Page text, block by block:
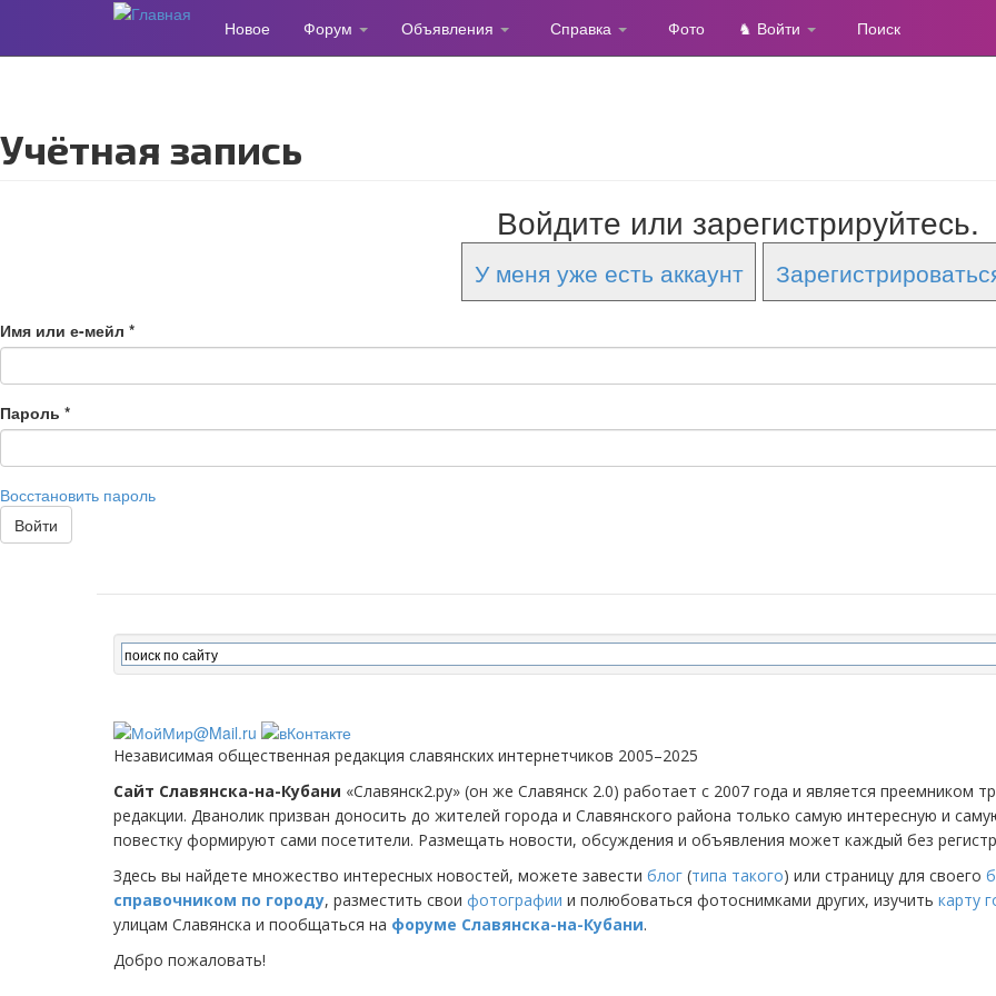
содержанию
Новое Форум Объявления Справка Фото ♞ Войти Поиск
Учётная запись
Войдите или зарегистрируйтесь.
У меня уже есть аккаунт
Имя или е-мейл *
Пароль *
Восстановить пароль
Войти
Независимая общественная редакция славянских интернетчиков 2005–2025
Сайт Славянска-на-Кубани «Славянск2.ру» (он же Славянск 2.0) работает с 2007 года и является преемником
редакции. Дванолик призван доносить до жителей города и Славянского района только самую интересную и
повестку формируют сами посетители. Размещать новости, обсуждения и объявления может каждый без
Здесь вы найдете множество интересных новостей, можете завести блог (типа такого) или страницу для своего
справочником по городу, разместить свои фотографии и полюбоваться фотоснимками других, изучить карту
улицам Славянска и пообщаться на форуме Славянска-на-Кубани.
Добро пожаловать!